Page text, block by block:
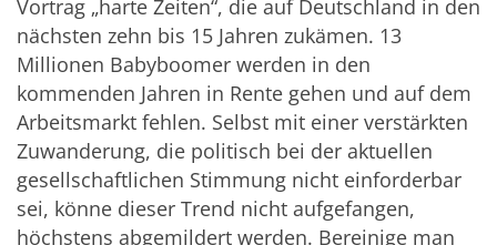
Vortrag „harte Zeiten“, die auf Deutschland in den
nächsten zehn bis 15 Jahren zukämen. 13
Millionen Babyboomer werden in den
kommenden Jahren in Rente gehen und auf dem
Arbeitsmarkt fehlen. Selbst mit einer verstärkten
Zuwanderung, die politisch bei der aktuellen
gesellschaftlichen Stimmung nicht einforderbar
sei, könne dieser Trend nicht aufgefangen,
höchstens abgemildert werden. Bereinige man